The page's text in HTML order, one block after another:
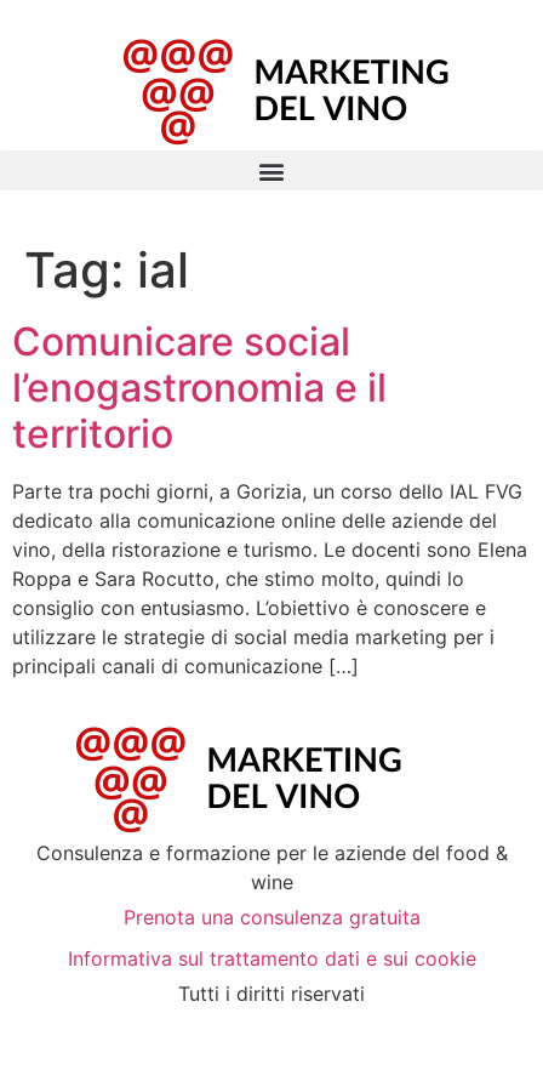
Tag: ial
Comunicare social
l’enogastronomia e il
territorio
Parte tra pochi giorni, a Gorizia, un corso dello IAL FVG
dedicato alla comunicazione online delle aziende del
vino, della ristorazione e turismo. Le docenti sono Elena
Roppa e Sara Rocutto, che stimo molto, quindi lo
consiglio con entusiasmo. L’obiettivo è conoscere e
utilizzare le strategie di social media marketing per i
principali canali di comunicazione […]
Consulenza e formazione per le aziende del food &
wine
Prenota una consulenza gratuita
Informativa sul trattamento dati e sui cookie
Tutti i diritti riservati